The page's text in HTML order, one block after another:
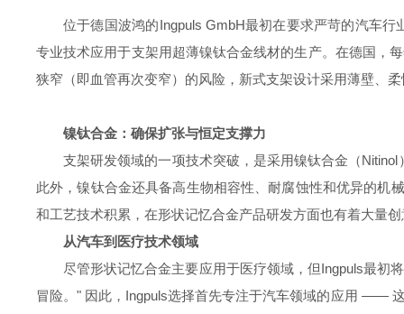
位于德国波鸿的Ingpuls GmbH最初在要求严苛的汽车
专业技术应用于支架用超薄镍钛合金线材的生产。在德国，
狭窄（即血管再次变窄）的风险，新式支架设计采用薄壁、
镍钛合金：确保扩张与恒定支撑力
支架研发领域的一项技术突破，是采用镍钛合金（
此外，镍钛合金还具备高生物相容性、耐腐蚀性和优异的机
和工艺技术积累，在形状记忆合金产品研发方面也有着大量
从汽车到医疗技术领域
尽管形状记忆合金主要应用于医疗领域，但Ingpuls最初
冒险。" 因此，Ingpuls选择首先专注于汽车领域的应用 ——